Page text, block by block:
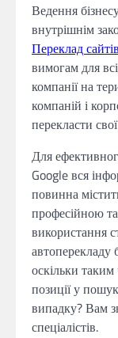
Ведення
внутрішнім
Переклад сайтів
вимогам для
компанії на
компаній і
перекласти
Для
Google вся
повинна
професійною
використання
оскільки
позиції у
випадку? Вам
спеціалістів.